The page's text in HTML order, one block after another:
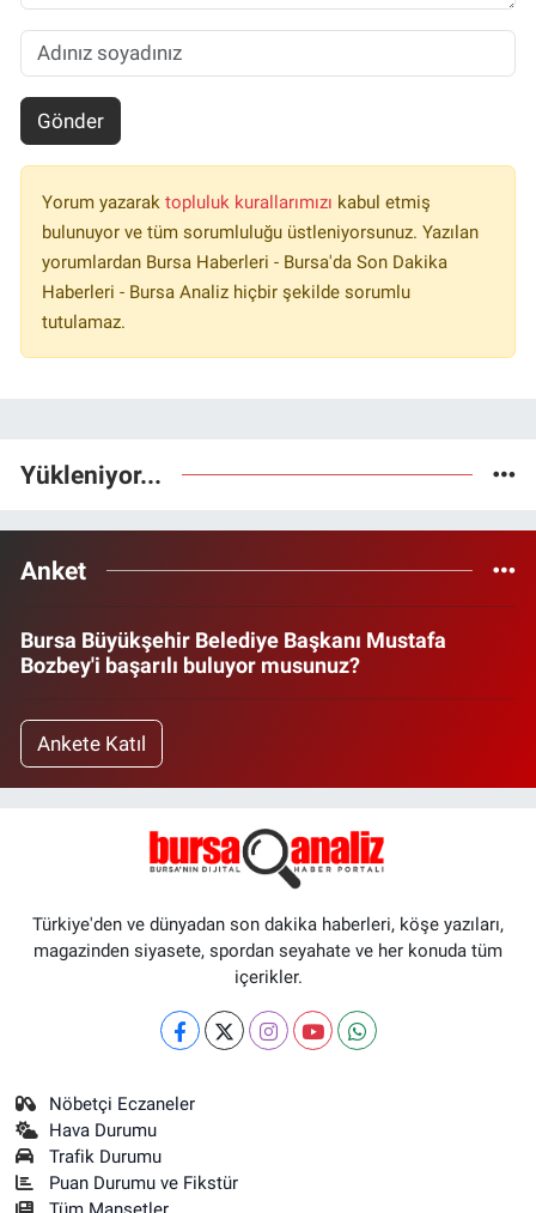
Gönder
Yorum yazarak topluluk kurallarımızı kabul etmiş
bulunuyor ve tüm sorumluluğu üstleniyorsunuz. Yazılan
yorumlardan Bursa Haberleri - Bursa'da Son Dakika
Haberleri - Bursa Analiz hiçbir şekilde sorumlu
tutulamaz.
Yükleniyor...
Anket
Bursa Büyükşehir Belediye Başkanı Mustafa
Bozbey'i başarılı buluyor musunuz?
Ankete Katıl
Türkiye'den ve dünyadan son dakika haberleri, köşe yazıları,
magazinden siyasete, spordan seyahate ve her konuda tüm
içerikler.
Nöbetçi Eczaneler
Hava Durumu
Trafik Durumu
Puan Durumu ve Fikstür